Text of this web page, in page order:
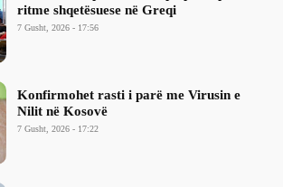
ritme shqetësuese në Greqi
7 Gusht, 2026 - 17:56
Konfirmohet rasti i parë me Virusin e
Nilit në Kosovë
7 Gusht, 2026 - 17:22